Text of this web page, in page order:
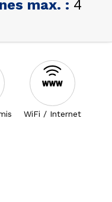
max. : 4
WiFi / Internet